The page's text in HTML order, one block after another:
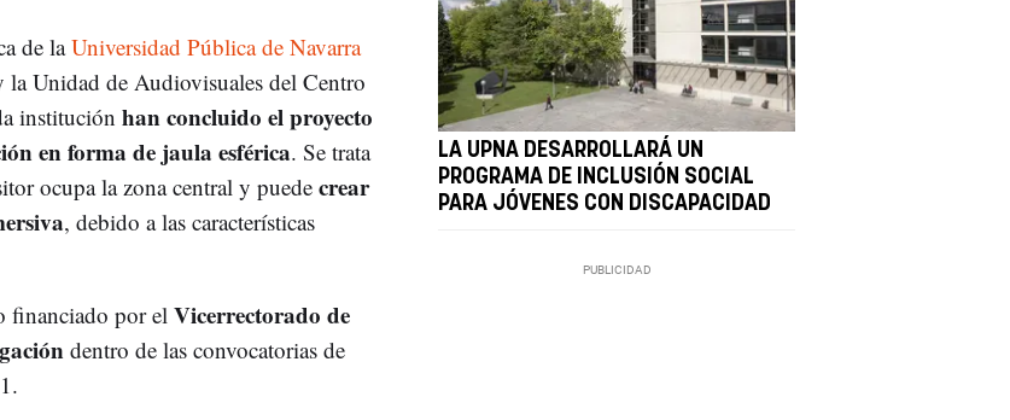
de laUniversidad Pública de Navarra
Unidad de Audiovisuales del Centro
institución han concluido el proyecto
en forma de jaula esférica. Se trata
ocupa la zona central y puede crear
, debido a las características
financiado por el Vicerrectorado de
dentro de las convocatorias de
LA UPNA DESARROLLARÁ UN
PROGRAMA DE INCLUSIÓN SOCIAL
PARA JÓVENES CON DISCAPACIDAD